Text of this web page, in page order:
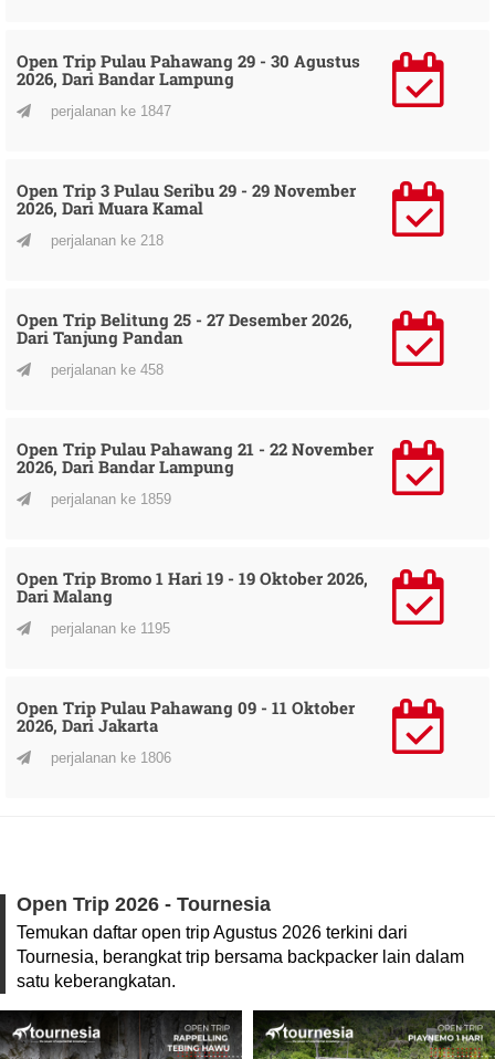
Open Trip Pulau Pahawang 29 - 30 Agustus
2026, Dari Bandar Lampung
perjalanan ke 1847
Open Trip 3 Pulau Seribu 29 - 29 November
2026, Dari Muara Kamal
perjalanan ke 218
Open Trip Belitung 25 - 27 Desember 2026,
Dari Tanjung Pandan
perjalanan ke 458
Open Trip Pulau Pahawang 21 - 22 November
2026, Dari Bandar Lampung
perjalanan ke 1859
Open Trip Bromo 1 Hari 19 - 19 Oktober 2026,
Dari Malang
perjalanan ke 1195
Open Trip Pulau Pahawang 09 - 11 Oktober
2026, Dari Jakarta
perjalanan ke 1806
Open Trip 2026 - Tournesia
Temukan daftar open trip Agustus 2026 terkini dari
Tournesia, berangkat trip bersama backpacker lain dalam
satu keberangkatan.